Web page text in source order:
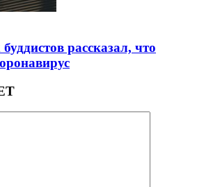
рассказал, что